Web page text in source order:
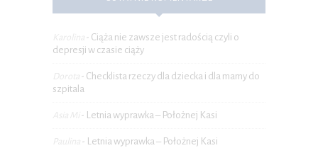
Karolina - Ciąża nie zawsze jest radością czyli o
depresji w czasie ciąży
Dorota - Checklista rzeczy dla dziecka i dla mamy do
szpitala
Asia Mi - Letnia wyprawka – Położnej Kasi
Paulina - Letnia wyprawka – Położnej Kasi